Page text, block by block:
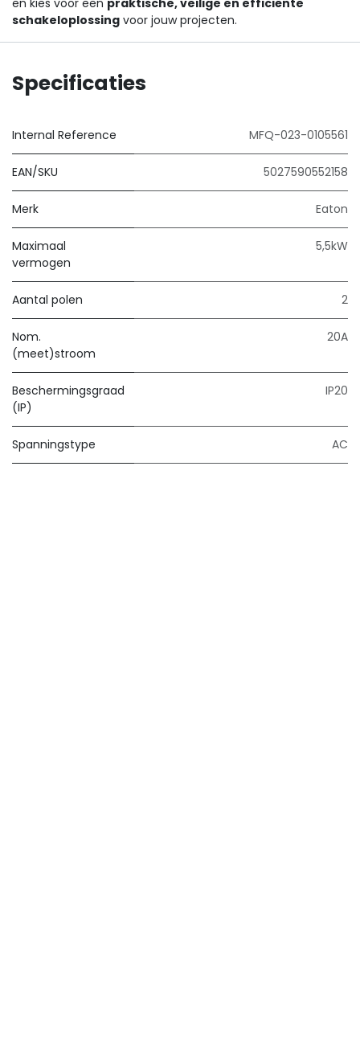
en kies voor een praktische, veilige en efficiënte
schakeloplossing voor jouw projecten.
Specificaties
Internal Reference MFQ-023-0105561
EAN/SKU 5027590552158
Merk Eaton
Maximaal
vermogen
5,5kW
Aantal polen 2
Nom.
(meet)stroom
20A
Beschermingsgraad
(IP)
IP20
Spanningstype AC